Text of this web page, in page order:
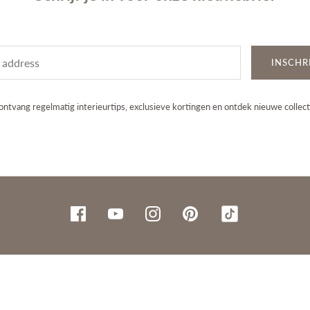
regelmatig interieurtips, exclusieve kortingen en ontdek nieuwe